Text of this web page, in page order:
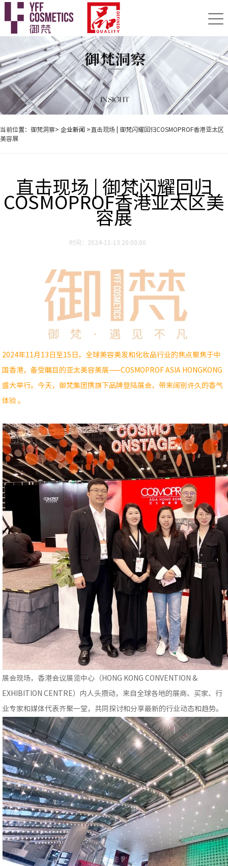
当前位置：御梵洞察> 企业新闻 >直击现场 | 御梵闪耀回归COSMOPROF香港亚太区
美容展
直击现场 | 御梵闪耀回归
COSMOPROF香港亚太区美
容展
时间：2024-11-13 20:00:00
2024年11月13日至15日，全球美容美发和化妆品行业的焦点聚焦于中
国香港，备受瞩目的亚太美容美展——COSMOPROF ASIA HONGKONG
盛大举行。今天，御梵集团携旗下品牌登陆展会，带来阔别许久的香气
体验 。
展会现场，香港会议展览中心（HONG KONG CONVENTION &
EXHIBITION CENTRE）内人头攒动，来自全球各地的展商、买家、行
业专家和媒体代表齐聚一堂，共同探讨和分享最新的行业动态和趋势。